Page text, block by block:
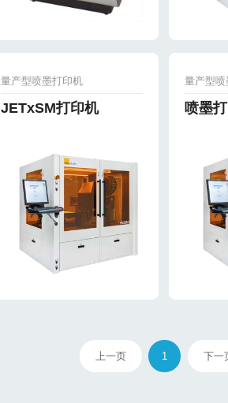
量产型喷墨打印机
JETxSM打印机
量产型
喷墨
上一页 1 下一